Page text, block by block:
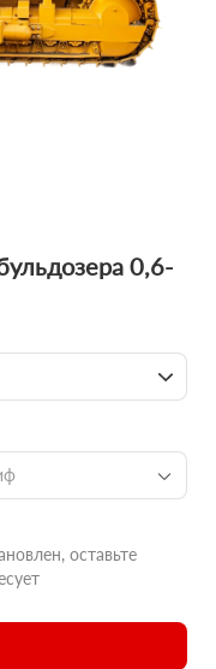
0,6-
оставьте